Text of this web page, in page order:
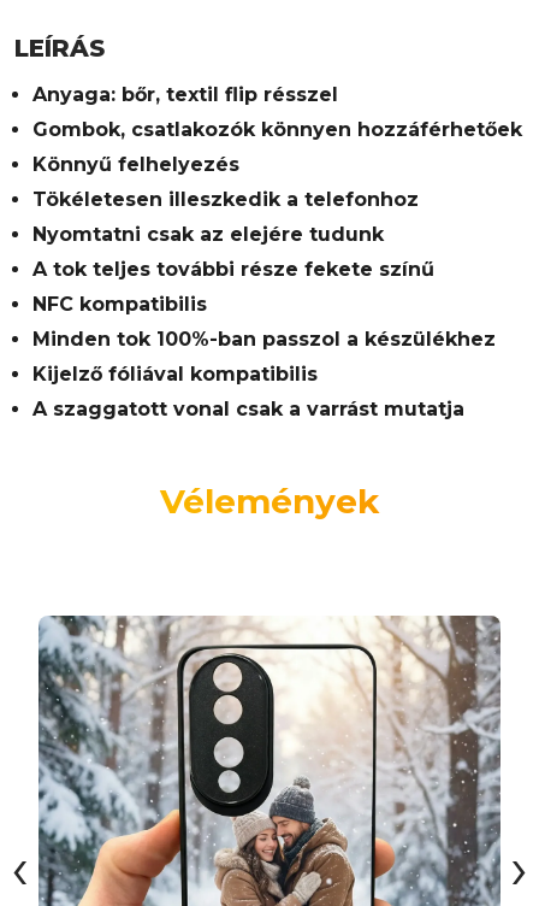
LEÍRÁS
Anyaga: bőr, textil flip résszel
Gombok, csatlakozók könnyen hozzáférhetőek
Könnyű felhelyezés
Tökéletesen illeszkedik a telefonhoz
Nyomtatni csak az elejére tudunk
A tok teljes további része fekete színű
NFC kompatibilis
Minden tok 100%-ban passzol a készülékhez
Kijelző fóliával kompatibilis
A szaggatott vonal csak a varrást mutatja
Vélemények
‹ ›